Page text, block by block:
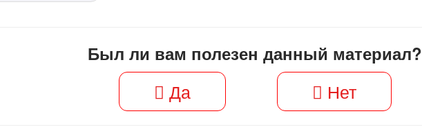
Был ли вам полезен данный материал?
Да Нет